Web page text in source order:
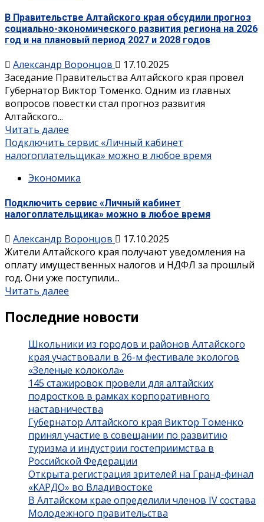
В Правительстве Алтайского края обсудили прогноз
социально-экономического развития региона на 2026
год и на плановый период 2027 и 2028 годов
Александр Воронцов
17.10.2025
Заседание Правительства Алтайского края провел
Губернатор Виктор Томенко. Одним из главных
вопросов повестки стал прогноз развития
Алтайского...
Читать далее
Подключить сервис «Личный кабинет
налогоплательщика» можно в любое время
Экономика
Подключить сервис «Личный кабинет
налогоплательщика» можно в любое время
Александр Воронцов
17.10.2025
Жители Алтайского края получают уведомления на
оплату имущественных налогов и НДФЛ за прошлый
год. Они уже поступили...
Читать далее
Последние новости
Школьники из городов и районов Алтайского
края участвовали в 26-м фестивале экологов
«Зеленые колокола»
145 стажировок провели для алтайских
подростков в рамках корпоративного
наставничества
Губернатор Алтайского края Виктор Томенко
принял участие в совещании по развитию
туризма и индустрии гостеприимства в
Российской Федерации
Открыта регистрация зрителей на Гранд-финал
«КАРДО» во Владивостоке
В Алтайском крае определили членов IV состава
Молодежного правительства